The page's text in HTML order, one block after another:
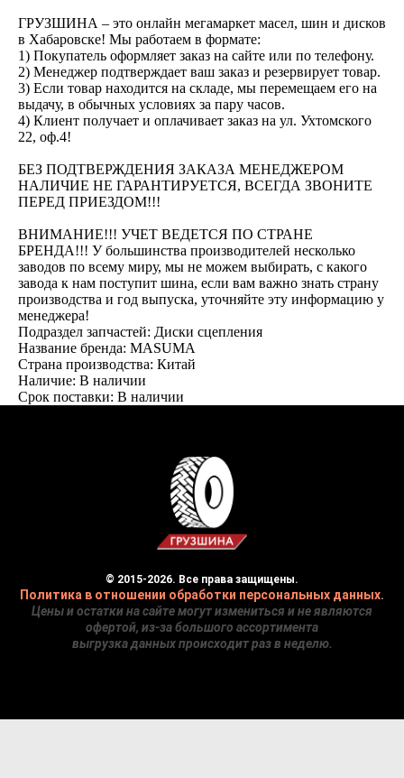
ГРУЗШИНА – это онлайн мегамаркет масел, шин и дисков
в Хабаровске! Мы работаем в формате:
1) Покупатель оформляет заказ на сайте или по телефону.
2) Менеджер подтверждает ваш заказ и резервирует товар.
3) Если товар находится на складе, мы перемещаем его на
выдачу, в обычных условиях за пару часов.
4) Клиент получает и оплачивает заказ на ул. Ухтомского
22, оф.4!
БЕЗ ПОДТВЕРЖДЕНИЯ ЗАКАЗА МЕНЕДЖЕРОМ
НАЛИЧИЕ НЕ ГАРАНТИРУЕТСЯ, ВСЕГДА ЗВОНИТЕ
ПЕРЕД ПРИЕЗДОМ!!!
ВНИМАНИЕ!!! УЧЕТ ВЕДЕТСЯ ПО СТРАНЕ
БРЕНДА!!! У большинства производителей несколько
заводов по всему миру, мы не можем выбирать, с какого
завода к нам поступит шина, если вам важно знать страну
производства и год выпуска, уточняйте эту информацию у
менеджера!
Подраздел запчастей: Диски сцепления
Название бренда: MASUMA
Страна производства: Китай
Наличие: В наличии
Срок поставки: В наличии
© 2015-2026. Все права защищены.
Политика в отношении обработки персональных данных.
Цены и остатки на сайте могут измениться и не являются
офертой, из-за большого ассортимента
выгрузка данных происходит раз в неделю.